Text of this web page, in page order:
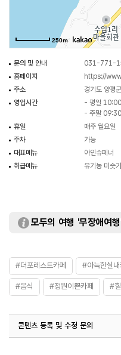
250m
문의 및 안내
031-771-
홈페이지
https://
주소
경기도 양평
영업시간
- 평일
- 주말
휴일
매주 월요일
주차
가능
대표메뉴
아인슈페너
취급메뉴
유기농 미숫
모두의 여행 '무장애여
#더포레스트카페 #아늑한실내
#음식 #정원이쁜카페 #
콘텐츠 등록 및 수정 문의